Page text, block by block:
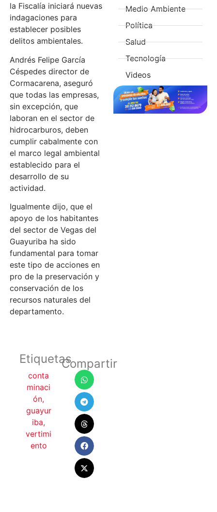
la Fiscalía iniciará nuevas
indagaciones para
establecer posibles
delitos ambientales.
Andrés Felipe García
Céspedes director de
Cormacarena, aseguró
que todas las empresas,
sin excepción, que
laboran en el sector de
hidrocarburos, deben
cumplir cabalmente con
el marco legal ambiental
establecido para el
desarrollo de su
actividad.
Igualmente dijo, que el
apoyo de los habitantes
del sector de Vegas del
Guayuriba ha sido
fundamental para tomar
este tipo de acciones en
pro de la preservación y
conservación de los
recursos naturales del
departamento.
Etiquetas
conta
minaci
ón,
guayur
iba,
vertimi
ento
Compartir
Medio Ambiente
Política
Salud
Tecnología
Videos